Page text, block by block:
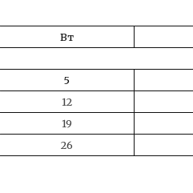
Вт
5
12
19
26